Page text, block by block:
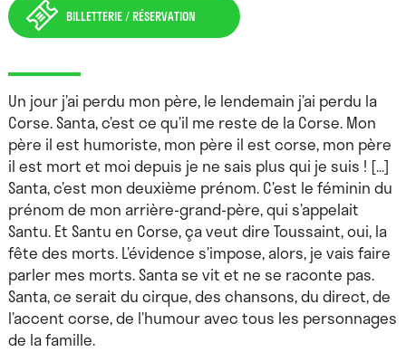
BILLETTERIE / RÉSERVATION
Un jour j’ai perdu mon père, le lendemain j’ai perdu la
Corse. Santa, c’est ce qu’il me reste de la Corse. Mon
père il est humoriste, mon père il est corse, mon père
il est mort et moi depuis je ne sais plus qui je suis ! […]
Santa, c’est mon deuxième prénom. C’est le féminin du
prénom de mon arrière-grand-père, qui s’appelait
Santu. Et Santu en Corse, ça veut dire Toussaint, oui, la
fête des morts. L’évidence s’impose, alors, je vais faire
parler mes morts. Santa se vit et ne se raconte pas.
Santa, ce serait du cirque, des chansons, du direct, de
l’accent corse, de l’humour avec tous les personnages
de la famille.